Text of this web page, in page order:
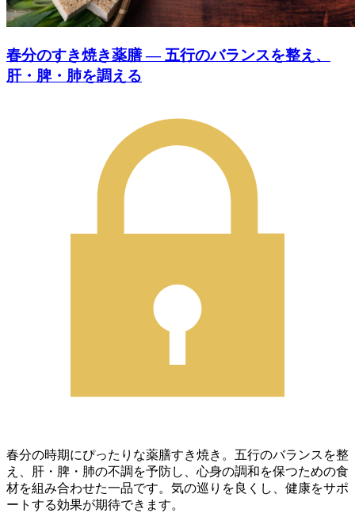
春分のすき焼き薬膳 ― 五行のバランスを整え、
肝・脾・肺を調える
春分の時期にぴったりな薬膳すき焼き。五行のバランスを整
え、肝・脾・肺の不調を予防し、心身の調和を保つための食
材を組み合わせた一品です。気の巡りを良くし、健康をサポ
ートする効果が期待できます。